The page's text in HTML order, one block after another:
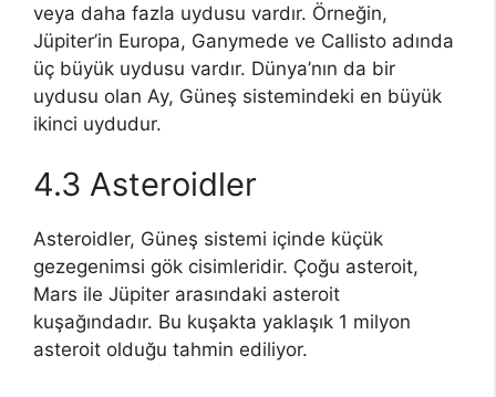
veya daha fazla uydusu vardır. Örneğin,
Jüpiter’in Europa, Ganymede ve Callisto adında
üç büyük uydusu vardır. Dünya’nın da bir
uydusu olan Ay, Güneş sistemindeki en büyük
ikinci uydudur.
4.3 Asteroidler
Asteroidler, Güneş sistemi içinde küçük
gezegenimsi gök cisimleridir. Çoğu asteroit,
Mars ile Jüpiter arasındaki asteroit
kuşağındadır. Bu kuşakta yaklaşık 1 milyon
asteroit olduğu tahmin ediliyor.